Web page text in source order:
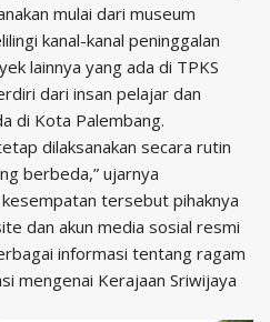
mulai dari museum
kanal-kanal peninggalan
lainnya yang ada di TPKS
dari insan pelajar dan
di Kota Palembang.
dilaksanakan secara rutin
berbeda,” ujarnya
tersebut pihaknya
dan akun media sosial resmi
informasi tentang ragam
mengenai Kerajaan Sriwijaya